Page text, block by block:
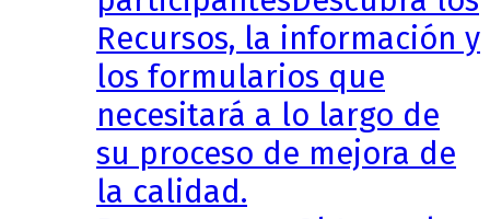
Recursos, la información y
los formularios que
necesitará a lo largo de
su proceso de mejora de
la calidad.